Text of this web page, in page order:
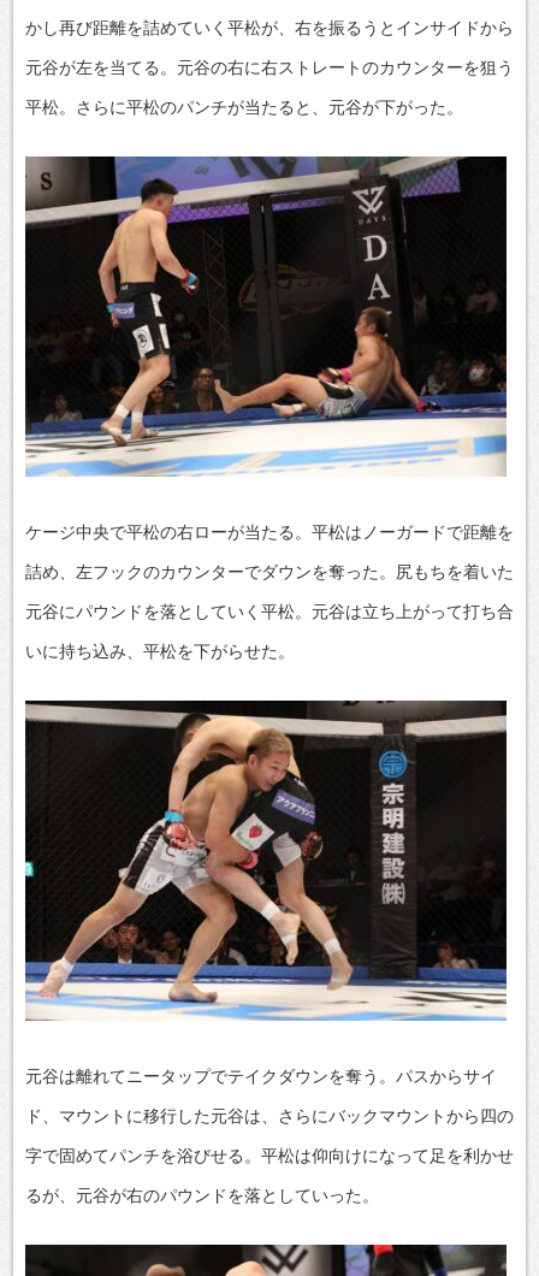
かし再び距離を詰めていく平松が、右を振るうとインサイドから
元谷が左を当てる。元谷の右に右ストレートのカウンターを狙う
平松。さらに平松のパンチが当たると、元谷が下がった。
ケージ中央で平松の右ローが当たる。平松はノーガードで距離を
詰め、左フックのカウンターでダウンを奪った。尻もちを着いた
元谷にパウンドを落としていく平松。元谷は立ち上がって打ち合
いに持ち込み、平松を下がらせた。
元谷は離れてニータップでテイクダウンを奪う。パスからサイ
ド、マウントに移行した元谷は、さらにバックマウントから四の
字で固めてパンチを浴びせる。平松は仰向けになって足を利かせ
るが、元谷が右のパウンドを落としていった。